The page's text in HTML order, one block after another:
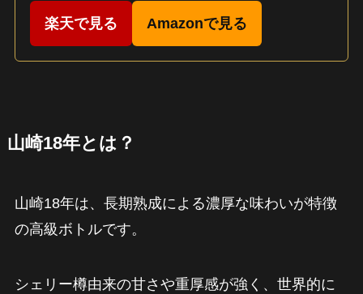
楽天で見る Amazonで見る
山崎18年とは？
山崎18年は、長期熟成による濃厚な味わいが特徴
の高級ボトルです。
シェリー樽由来の甘さや重厚感が強く、世界的に